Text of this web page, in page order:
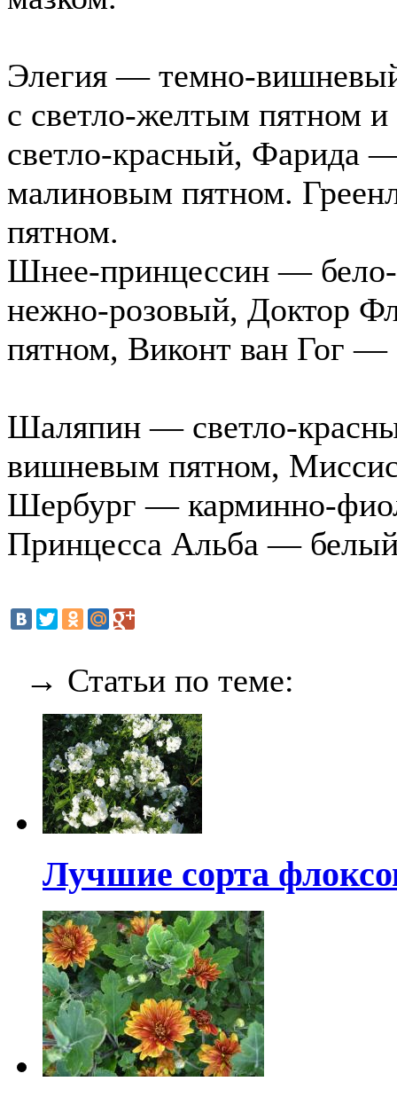
Элегия — темно-
с светло-желтым пятном
светло-красный, Фарида
малиновым пятном.
пятном.
Шнее-принцессин —
нежно-розовый, Доктор
пятном, Виконт ван Гог —
Шаляпин — светло-
вишневым пятном,
Шербург — карминно-
Принцесса Альба —
→ Статьи по теме:
Лучшие сорта